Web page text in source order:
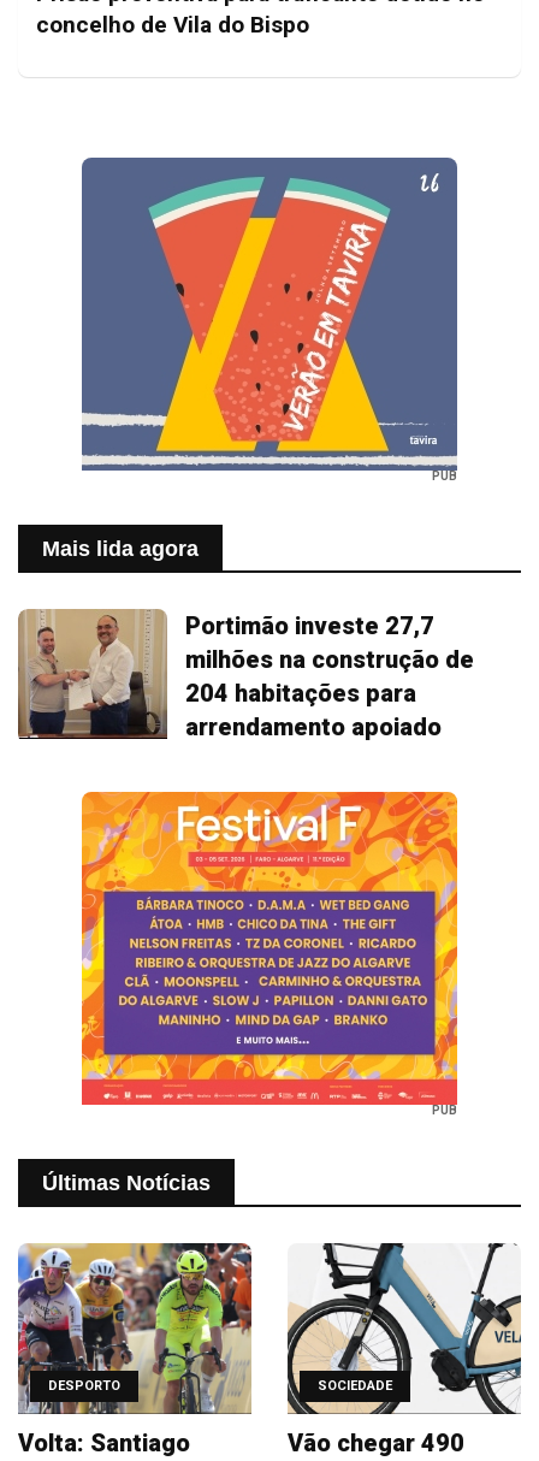
concelho de Vila do Bispo
PUB
Mais lida agora
Portimão investe 27,7
milhões na construção de
204 habitações para
arrendamento apoiado
PUB
Últimas Notícias
DESPORTO
Volta: Santiago
SOCIEDADE
Vão chegar 490